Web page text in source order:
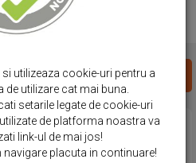
- A14
PRODUSE
utilizeaza cookie-uri pentru a
de utilizare cat mai buna.
setarile legate de cookie-uri
de platforma noastra va
link-ul de mai jos!
placuta in continuare!